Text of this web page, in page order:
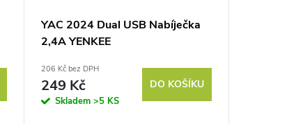
YAC 2024 Dual USB Nabíječka
2,4A YENKEE
206 Kč bez DPH
249 Kč
Skladem >5 KS
DO KOŠÍKU